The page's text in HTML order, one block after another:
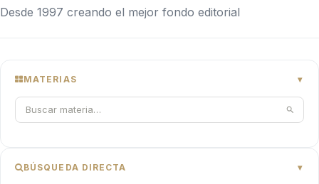
Desde 1997 creando el mejor fondo editorial
MATERIAS
BÚSQUEDA DIRECTA